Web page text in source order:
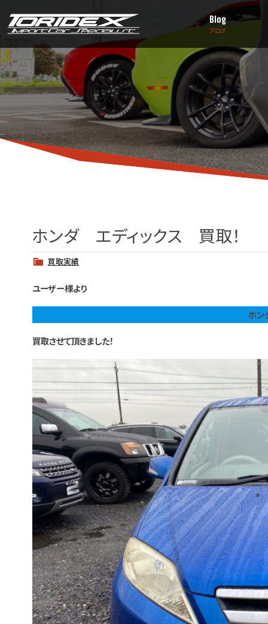
Blog
ブログ
ホンダ エディックス 買取！
買取実績
ユーザー様より
ホ
買取させて頂きました！